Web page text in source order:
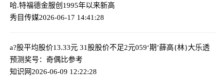
哈.特福德金服创1995年以来新高
秀目传媒2026-06-17 14:41:28
a?股平均股价13.33元 31股股价不足2元059‘期’薛高{林}大乐透
预测奖号：奇偶比参考
知识网2026-06-09 12:22:28